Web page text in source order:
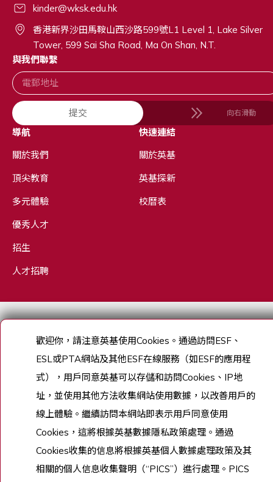
kinder@wksk.edu.hk
香港新界沙田馬鞍山西沙路599號L1 Level 1, Lake Silver
Tower, 599 Sai Sha Road, Ma On Shan, N.T.
與我們聯繫
提交 向右滑動
導航
關於我們
頂尖教育
多元體驗
優秀人才
招生
人才招聘
快速連結
關於英基
英基探新
校曆表
網站地圖歡迎你，請注意英基使用Cookies 。通過訪問ESF 、
ESL或PTA網站及其他ESF在線服務（如ESF的應用程
式），用戶同意英基可以存儲和訪問Cookies 、 IP地
址，並使用其他方法收集網站使用數據，以改善用戶的
線上體驗。繼續訪問本網站即表示用戶同意使用
Cookies ，這將根據英基數據隱私政策處理。通過
Cookies收集的信息將根據英基個人數據處理政策及其
相關的個人信息收集聲明（“PICS”）進行處理。 PICS